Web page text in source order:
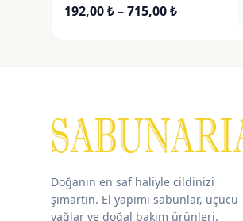
192,00₺–715,00₺Fiyat
Doğanın en saf haliyle cildinizi
şımartın. El yapımı sabunlar, uçucu
yağlar ve doğal bakım ürünleri.